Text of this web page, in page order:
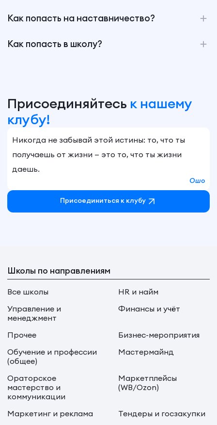
Как попасть на наставничество?
Как попасть в школу?
Присоединяйтесь к нашему
клубу!
Никогда не забывай этой истины: то, что ты
получаешь от жизни — это то, что ты жизни
даешь.
Ошо
Присоединиться к клубу
Школы по направлениям
Все школы
HR и найм
Управление и
менеджмент
Финансы и учёт
Прочее
Бизнес-мероприятия
Обучение и профессии
(общее)
Мастермайнд
Ораторское
мастерство и
коммуникации
Маркетплейсы
(WB/Ozon)
Маркетинг и реклама
Тендеры и госзакупки